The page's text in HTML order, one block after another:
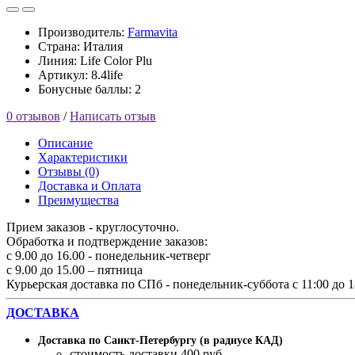
Производитель: Farmavita
Страна: Италия
Линия: Life Color Plu
Артикул: 8.4life
Бонусные баллы: 2
0 отзывов /Написать отзыв
Описание
Характеристики
Отзывы (0)
Доставка и Оплата
Преимущества
Прием заказов - круглосуточно.
Обработка и подтверждение заказов:
с 9.00 до 16.00 - понедельник-четверг
с 9.00 до 15.00 – пятница
Курьерская доставка по СПб - понедельник-суббота с 11:00 до
ДОСТАВКА
Доставка по Санкт-Петербургу (в радиусе КАД)